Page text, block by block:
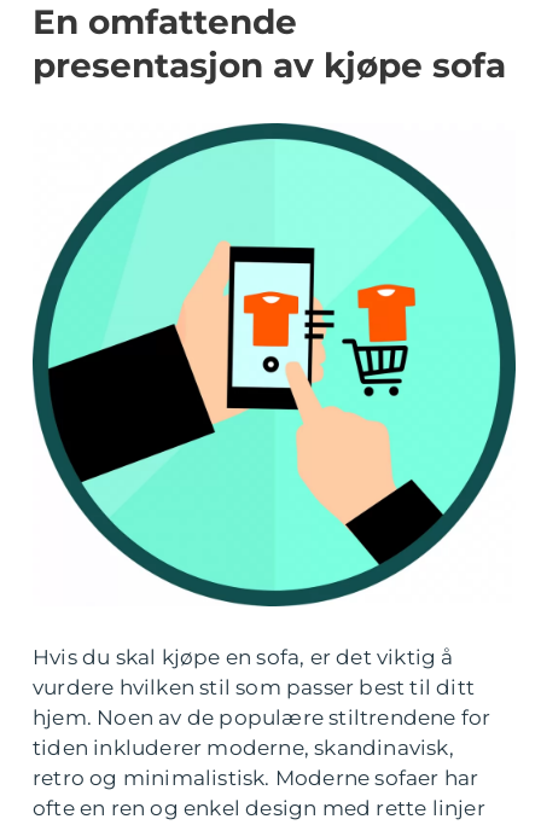
En omfattende
presentasjon av kjøpe sofa
Hvis du skal kjøpe en sofa, er det viktig å
vurdere hvilken stil som passer best til ditt
hjem. Noen av de populære stiltrendene for
tiden inkluderer moderne, skandinavisk,
retro og minimalistisk. Moderne sofaer har
ofte en ren og enkel design med rette linjer